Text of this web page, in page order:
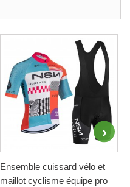
Ensemble cuissard vélo et
maillot cyclisme équipe pro